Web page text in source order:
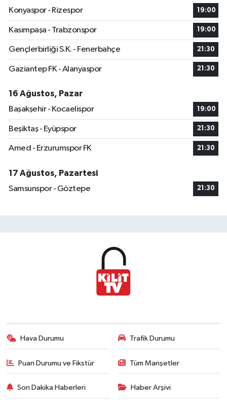
Konyaspor - Rizespor
19:00
Kasımpaşa - Trabzonspor 19:00
Gençlerbirliği S.K. - Fenerbahçe 21:30
Gaziantep FK - Alanyaspor 21:30
16 Ağustos, Pazar
Başakşehir - Kocaelispor
19:00
Beşiktaş - Eyüpspor 21:30
Amed - Erzurumspor FK 21:30
17 Ağustos, Pazartesi
Samsunspor - Göztepe
21:30
Hava Durumu Trafik Durumu
Puan Durumu ve Fikstür Tüm Manşetler
Son Dakika Haberleri Haber Arşivi